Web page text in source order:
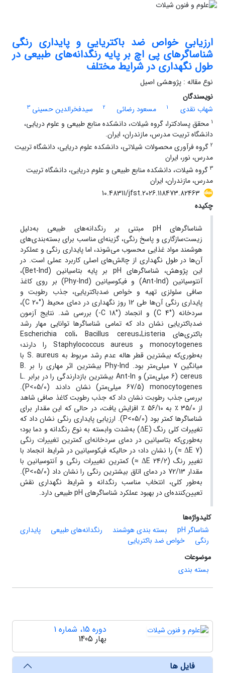
ارزیابی خواص ضد باکتریایی و پایداری رنگی
شناساگرهای پی اچ بر پایه رنگدانه‌های طبیعی در
طول نگهداری در شرایط مختلف
نوع مقاله : پژوهشی اصیل
نویسندگان
شهاب نقدی
1 مسعود رضائی 2 سیدفخرالدین حسینی 3
1 محقق پسادکترا، گروه شیلات، دانشکده منابع طبیعی و علوم دریایی،
دانشگاه تربیت مدرس، مازندران، ایران.
2 گروه فرآوری محصولات شیلاتی، دانشکده علوم دریایی، دانشگاه تربیت
مدرس، نور، ایران
3 گروه شیلات، دانشکده منابع طبیعی و علوم دریایی، دانشگاه تربیت
مدرس، مازندران، ایران
10.48311/jfst.2026.118473.82463
چکیده
شناساگرهای pH مبتنی بر رنگدانه‌های طبیعی به‌دلیل
زیست‌سازگاری و پاسخ رنگی، گزینه‌ای مناسب برای بسته‌بندی‌های
هوشمند مواد غذایی محسوب می‌شوند، اما پایداری رنگی و عملکرد
آن‌ها در طول نگهداری از چالش‌های اصلی کاربرد عملی است. در
این پژوهش، شناساگرهای pH بر پایه بتاسیانین (Bet-Ind)،
آنتوسیانین (Ant-Ind) و فیکوسیانین (Phy-Ind) بر روی کاغذ
صافی سلولزی تهیه و خواص ضدباکتریایی، جذب رطوبت و
پایداری رنگی آن‌ها طی 12 روز نگهداری در دمای محیط (°C 20)،
سردخانه (°C 4) و انجماد (°C 18-) بررسی شد. نتایج آزمون
ضدباکتریایی نشان داد که تمامی شناساگرها توانایی مهار رشد
باکتری‌های Escherichia coli، Bacillus cereus،Listeria
monocytogenes و Staphylococcus aureus را دارند؛
به‌طوری‌که بیشترین قطر هاله عدم رشد مربوط به S. aureus با
میانگین 7 میلی‌متر بود. Phy-Ind بیشترین اثر مهاری را بر B.
cereus (6 میلی‌متر) و Ant-In بیشترین بازدارندگی را در برابر L.
monocytogenes (67/5 میلی‌متر) نشان دادند (05/0>P).
بررسی جذب رطوبت نشان داد که جذب رطوبت کاغذ صافی شاهد
از 35/0 ٪ به 56/10 ٪ افزایش یافت، در حالی که این مقدار برای
شناساگرها کمتر بود (05/0>P). ارزیابی پایداری رنگی نشان داد که
تغییرات کلی رنگ (ΔE) به‌شدت وابسته به نوع رنگدانه و دما بود؛
به‌طوری‌که بتاسیانین در دمای سردخانه‌ای کمترین تغییرات رنگی
(7 ΔE ≈) را نشان داد؛ در حالیکه فیکوسیانین در شرایط انجماد با
تغییر رنگ (24/2 ΔE ≈) کمترین تغییرات رنگی و آنتوسیانین با
مقدار 72/13 در دمای اتاق بیشترین رنگی را نشان داد (05/0>P).
به‌طور کلی، انتخاب مناسب رنگدانه و شرایط نگهداری نقش
تعیین‌کننده‌ای در بهبود عملکرد شناساگرهای pH طبیعی دارد.
کلیدواژه‌ها
شناساگر pH
بسته بندی هوشمند رنگدانه‌های طبیعی
پایداری
رنگی
خواص ضد باکتریایی
موضوعات
بسته بندی
دوره 15، شماره 1
بهار 1405
فایل ها